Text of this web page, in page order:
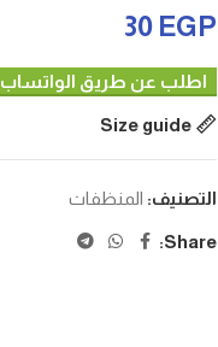
30 EGP
اطلب عن طريق الواتساب
Size guide
التصنيف: المنظفات
Share: